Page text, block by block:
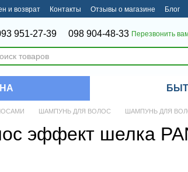
и возврат Контакты Отзывы о магазине Блог
951-27-39 098 904-48-33 Перезвонить
ШАМПУНЬ ДЛЯ ВОЛОС ШАМПУНЬ ДЛЯ
эффект шелка